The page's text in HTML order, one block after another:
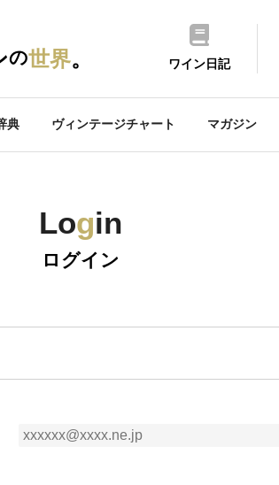
の世界。 ワイン日記
典 ヴィンテージチャート マガジン
Login
ログイン